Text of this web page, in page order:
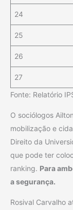
24
25
26
27
Fonte: Relatório
O sociólogos
mobilização e
Direito da
que pode ter
ranking. Para
a segurança.
Rosival Carvalho